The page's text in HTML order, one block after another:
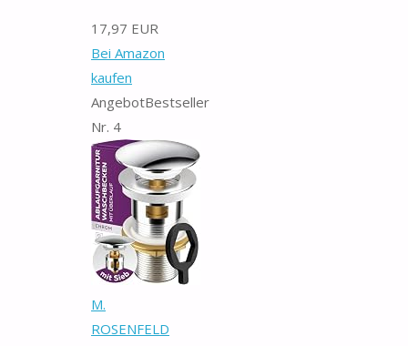
17,97 EUR
Bei Amazon
kaufen
AngebotBestseller
Nr. 4
M.
ROSENFELD